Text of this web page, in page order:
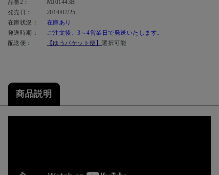
品番2：
MJ01443B
発売日：
2014/07/25
在庫状況：
在庫あり
発送時期：
ご注文後、3～4営業日で発送いたします。
配送便：
【ゆうパケット便】選択可能
商品説明